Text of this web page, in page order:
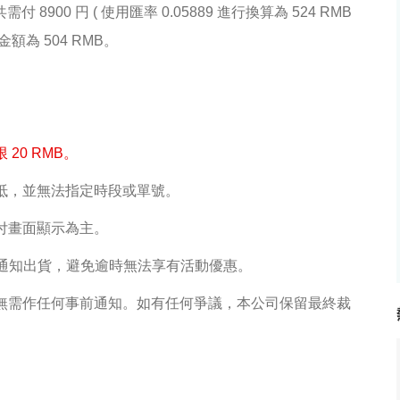
付 8900 円 ( 使用匯率 0.05889 進行換算為 524 RMB
額為 504 RMB。
20 RMB。
並無法指定時段或單號。
面顯示為主。
出貨，避免逾時無法享有活動優惠。
作任何事前通知。如有任何爭議，本公司保留最終裁